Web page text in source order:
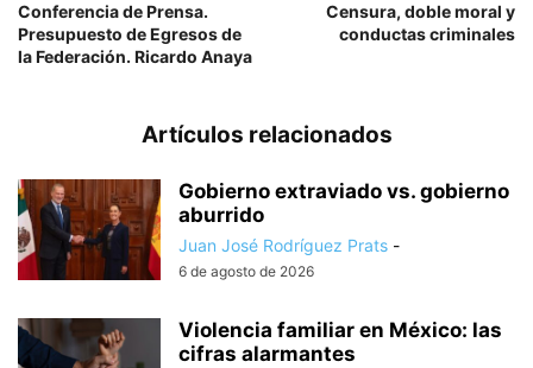
Conferencia de Prensa.
Presupuesto de Egresos de
la Federación. Ricardo Anaya
Censura, doble moral y
conductas criminales
Artículos relacionados
Gobierno extraviado vs. gobierno
aburrido
Juan José Rodríguez Prats -
6 de agosto de 2026
Violencia familiar en México: las
cifras alarmantes